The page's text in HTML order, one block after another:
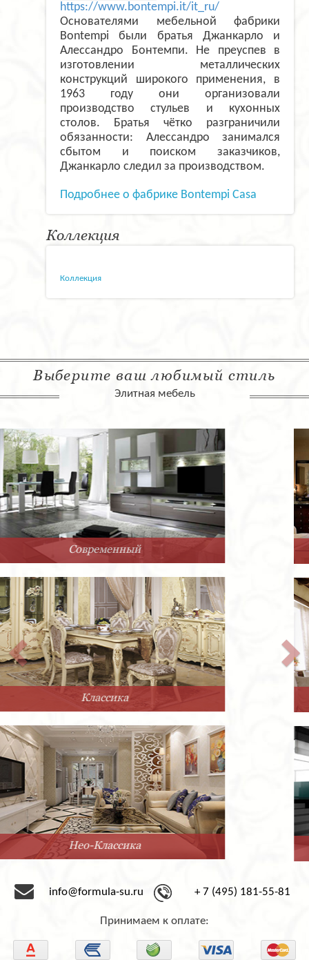
https://www.bontempi.it/it_ru/
Основателями мебельной фабрики
Bontempi были братья Джанкарло и
Алессандро Бонтемпи. Не преуспев в
изготовлении металлических
конструкций широкого применения, в
1963 году они организовали
производство стульев и кухонных
столов. Братья чётко разграничили
обязанности: Алессандро занимался
сбытом и поиском заказчиков,
Джанкарло следил за производством.
Подробнее о фабрике Bontempi Casa
Коллекция
Коллекция
Выберите ваш любимый стиль
Элитная мебель
Арт-Деко
Минимализм
info@formula-su.ru + 7 (495) 181-55-81
Принимаем к оплате: